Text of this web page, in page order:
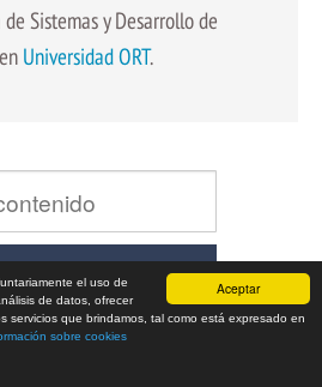
Aceptar
el uso de
de datos, ofrecer
servicios que brindamos, tal como está expresado en
sobre cookies
Sistemas y Desarrollo de
Universidad ORT.